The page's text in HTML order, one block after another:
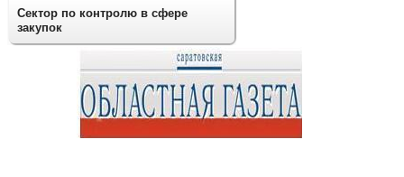
Сектор по контролю в сфере
закупок